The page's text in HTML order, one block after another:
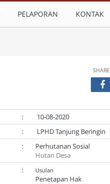
PELAPORAN KONTAK
SHARE
:
10-08-2020
:
LPHD Tanjung Beringin
:
Perhutanan Sosial
Hutan Desa
: Usulan
Penetapan Hak